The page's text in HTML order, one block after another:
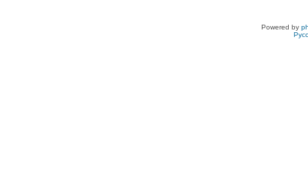
Powered by